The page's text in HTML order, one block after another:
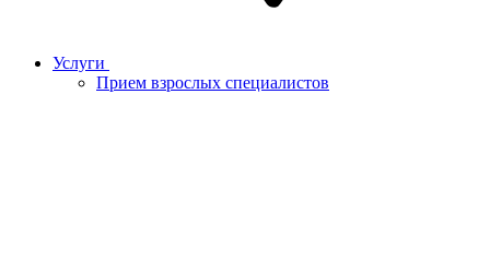
Услуги
Прием взрослых специалистов